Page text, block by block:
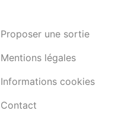
Proposer une sortie
Mentions légales
Informations cookies
Contact